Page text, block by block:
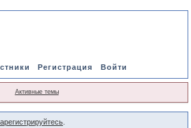
Регистрация Войти
Активные темы
.